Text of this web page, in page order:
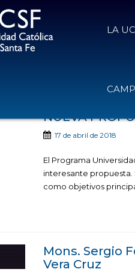
LA
NUEVA
17 de abril de 2018
El Programa
interesante propuesta.
como objetivos
Mons. Sergio
Vera Cruz